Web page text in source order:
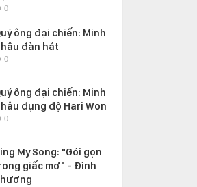
0
ông đại chiến: Minh
đàn hát
0
ông đại chiến: Minh
đụng độ Hari Won
0
My Song: "Gói gọn
giấc mơ" - Đình